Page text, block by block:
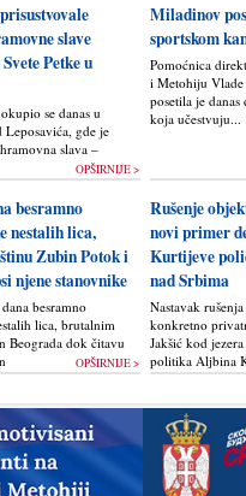
slave
Petke u
se danas u
gde je
slava –
OPŠIRNIJE >
Miladinov
sportskom
Pomoćnica
i Metohiju
posetila je
koja učestvuju...
besramno
nestalih lica,
Zubin Potok i
njene stanovnike
besramno
lica, brutalnim
Beograda dok čitavu
Potok žigoše...OPŠIRNIJE >
Rušenje
novi primer
Kurtijeve
nad Srbima
Nastavak
konkretno
Jakšić kod
politika Alјbina